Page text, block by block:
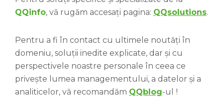
QQinfo, vă rugăm accesați pagina: QQsolutions.
Pentru a fi în contact cu ultimele noutăți în
domeniu, soluții inedite explicate, dar și cu
perspectivele noastre personale în ceea ce
privește lumea managementului, a datelor și a
analiticelor, vă recomandăm QQblog-ul !